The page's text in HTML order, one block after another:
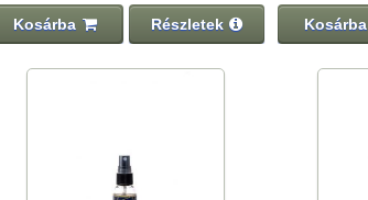
Kosárba Részletek Kosárba